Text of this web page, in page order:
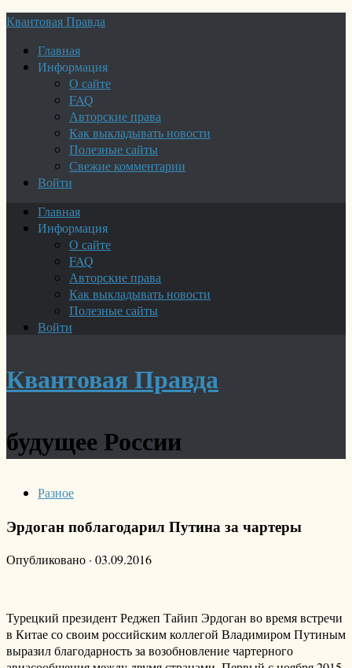
Квантовая Правда
Главная
Информация
О сайте
FAQ
Авторские права
Как выкладывать новости
Полезные сайты
Свежие комментарии
Войти
Главная
Информация
О сайте
FAQ
Авторские права
Как выкладывать новости
Полезные сайты
Войти
Квантовая Правда
будущее России
Разное
Эрдоган поблагодарил Путина за чартеры
Опубликовано · 03.09.2016
Турецкий президент Реджеп Тайип Эрдоган во время встречи
в Китае со своим российским коллегой Владимиром Путиным
выразил благодарность за возобновление чартерного